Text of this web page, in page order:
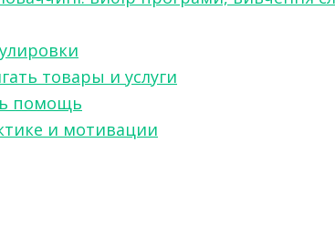
товары и услуги
помощь
и мотивации